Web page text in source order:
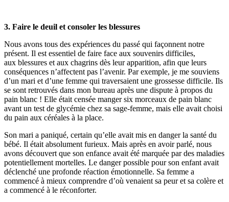
3. Faire le deuil et consoler les blessures
Nous avons tous des expériences du passé qui façonnent notre
présent. Il est essentiel de faire face aux souvenirs difficiles,
aux blessures et aux chagrins dès leur apparition, afin que leurs
conséquences n’affectent pas l’avenir. Par exemple, je me souviens
d’un mari et d’une femme qui traversaient une grossesse difficile. Ils
se sont retrouvés dans mon bureau après une dispute à propos du
pain blanc ! Elle était censée manger six morceaux de pain blanc
avant un test de glycémie chez sa sage-femme, mais elle avait choisi
du pain aux céréales à la place.
Son mari a paniqué, certain qu’elle avait mis en danger la santé du
bébé. Il était absolument furieux. Mais après en avoir parlé, nous
avons découvert que son enfance avait été marquée par des maladies
potentiellement mortelles. Le danger possible pour son enfant avait
déclenché une profonde réaction émotionnelle. Sa femme a
commencé à mieux comprendre d’où venaient sa peur et sa colère et
a commencé à le réconforter.